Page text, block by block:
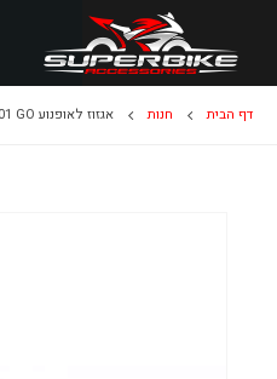
דף הבית חנות אגזוז לאופנוע BUXY PEUGEOT 1996 / 2001 GO